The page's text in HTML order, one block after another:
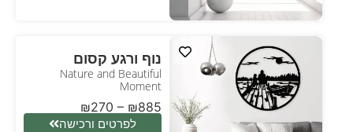
נוף ורגע קסום
Nature and Beautiful
Moment
₪270 – ₪885
לפרטים ורכישה